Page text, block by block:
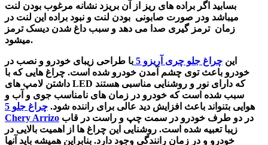
بسابید اگر براده های ریز از آن بریزد نشانه مرغوب بودن لنت
میباشد ودر صورت صابونی بودن لنت و نبود براده این لنت در
زمان ترمز گیری صدا می دهد و سبب داغ شدن دیسک ترمز
میشود.
این چراغ جلو چری آریزو 5
با طراحی زیبای خودرو و نصب در
خودرو باعث توی چشم آمدن خودرو شده است. چراغ هایی که با
داشتن لامپ های LED که دارای نور و روشنایی مناسبی هستند
سبب شده است که خودرو در زمان های نامناسب جوی و آب و
هوایی بتنواند باعث افزایش دید عالی برای راننده شود.
چراغ جلو 5
Chery Arrizo
زیبا تعبیه شده است. روشنایی این چراغ ها از اهمیت بالایی در
خودرو و در زمان رانندگی وجود دارد. بنابراین همیشه باید آنها